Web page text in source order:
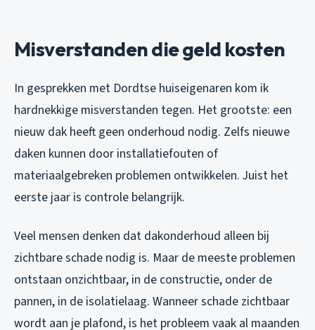
Misverstanden die geld kosten
In gesprekken met Dordtse huiseigenaren kom ik
hardnekkige misverstanden tegen. Het grootste: een
nieuw dak heeft geen onderhoud nodig. Zelfs nieuwe
daken kunnen door installatiefouten of
materiaalgebreken problemen ontwikkelen. Juist het
eerste jaar is controle belangrijk.
Veel mensen denken dat dakonderhoud alleen bij
zichtbare schade nodig is. Maar de meeste problemen
ontstaan onzichtbaar, in de constructie, onder de
pannen, in de isolatielaag. Wanneer schade zichtbaar
wordt aan je plafond, is het probleem vaak al maanden